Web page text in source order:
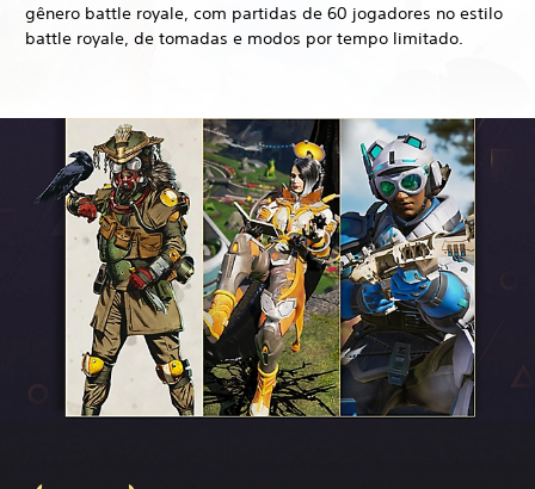
gênero battle royale, com partidas de 60 jogadores no estilo
battle royale, de tomadas e modos por tempo limitado.